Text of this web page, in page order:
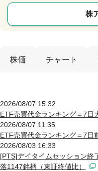
株
株価 チャート
2026/08/07 15:32
ETF売買代金ランキング＝7日
2026/08/07 11:35
ETF売買代金ランキング＝7日
2026/08/03 16:33
[PTS]デイタイムセッション
落1147銘柄（東証終値比）